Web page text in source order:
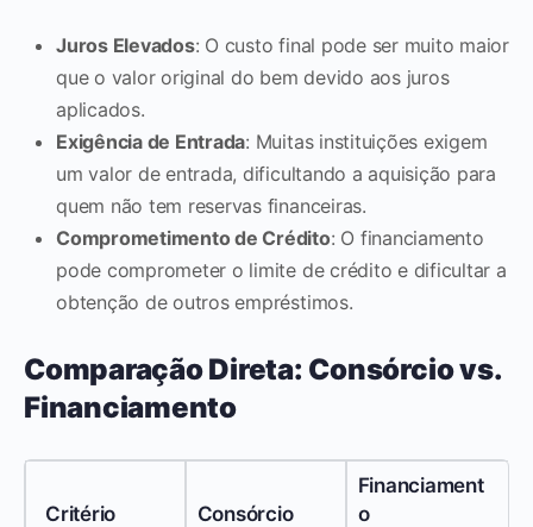
Juros Elevados: O custo final pode ser muito maior
que o valor original do bem devido aos juros
aplicados.
Exigência de Entrada: Muitas instituições exigem
um valor de entrada, dificultando a aquisição para
quem não tem reservas financeiras.
Comprometimento de Crédito: O financiamento
pode comprometer o limite de crédito e dificultar a
obtenção de outros empréstimos.
Comparação Direta: Consórcio vs.
Financiamento
Critério Consórcio
Financiament
o